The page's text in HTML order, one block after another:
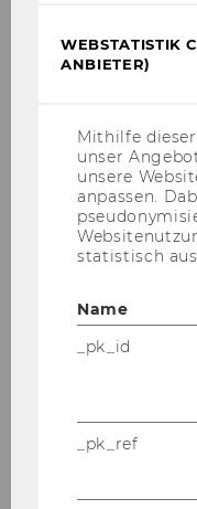
onth
allowance
Region or
country
Special
amount/m
WEBSTATISTIK
ANBIETER)
Mithilfe
unser
unsere
anpassen.
statistisch
Name
_pk_id
_pk_ref